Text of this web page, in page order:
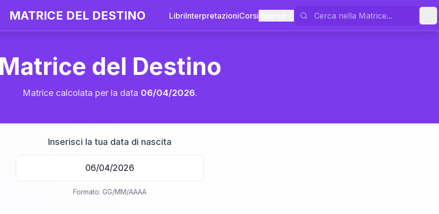
MATRICE DEL DESTINO LibriInterpretazioniCorsi
Matrice del Destino
Matrice calcolata per la data 06/04/2026.
Inserisci la tua data di nascita
Formato: GG/MM/AAAA
20